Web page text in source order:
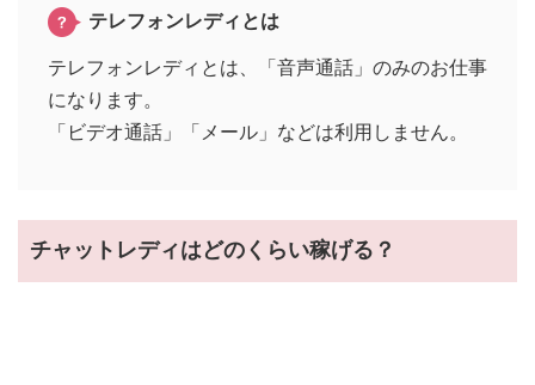
テレフォンレディとは
テレフォンレディとは、「音声通話」のみのお仕事
になります。
「ビデオ通話」「メール」などは利用しません。
チャットレディはどのくらい稼げる？